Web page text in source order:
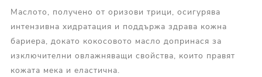
Маслото, получено от оризови трици, осигурява
интензивна хидратация и поддържа здрава кожна
бариера, докато кокосовото масло допринася за
изключителни овлажняващи свойства, които правят
кожата мека и еластична.